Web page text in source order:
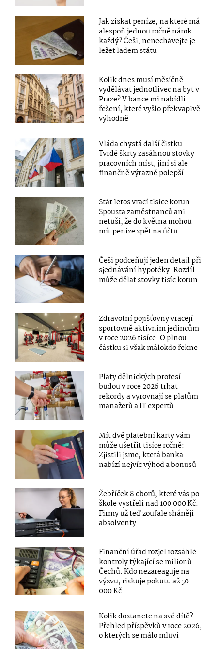
Jak získat peníze, na které má
alespoň jednou ročně nárok
každý? Češi, nenechávejte je
ležet ladem státu
Kolik dnes musí měsíčně
vydělávat jednotlivec na byt v
Praze? V bance mi nabídli
řešení, které vyšlo překvapivě
výhodně
Vláda chystá další čistku:
Tvrdé škrty zasáhnou stovky
pracovních míst, jiní si ale
finančně výrazně polepší
Stát letos vrací tisíce korun.
Spousta zaměstnanců ani
netuší, že do května mohou
mít peníze zpět na účtu
Češi podceňují jeden detail při
sjednávání hypotéky. Rozdíl
může dělat stovky tisíc korun
Zdravotní pojišťovny vracejí
sportovně aktivním jedincům
v roce 2026 tisíce. O plnou
částku si však málokdo řekne
Platy dělnických profesí
budou v roce 2026 trhat
rekordy a vyrovnají se platům
manažerů a IT expertů
Mít dvě platební karty vám
může ušetřit tisíce ročně:
Zjistili jsme, která banka
nabízí nejvíc výhod a bonusů
Žebříček 8 oborů, které vás po
škole vystřelí nad 100 000 Kč.
Firmy už teď zoufale shánějí
absolventy
Finanční úřad rozjel rozsáhlé
kontroly týkající se milionů
Čechů. Kdo nezareaguje na
výzvu, riskuje pokutu až 50
000 Kč
Kolik dostanete na své dítě?
Přehled příspěvků v roce 2026,
o kterých se málo mluví